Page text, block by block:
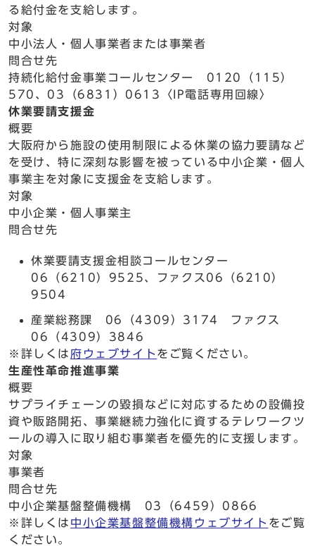
る給付金を支給します。
対象
中小法人・個人事業者または事業者
問合せ先
持続化給付金事業コールセンター 0120（115）
570、03（6831）0613〈IP電話専用回線〉
休業要請支援金
概要
大阪府から施設の使用制限による休業の協力要請など
を受け、特に深刻な影響を被っている中小企業・個人
事業主を対象に支援金を支給します。
対象
中小企業・個人事業主
問合せ先
休業要請支援金相談コールセンター
06（6210）9525、ファクス06（6210）
9504
産業総務課 06（4309）3174 ファクス
06（4309）3846
※詳しくは 府ウェブサイト をご覧ください。
生産性革命推進事業
概要
サプライチェーンの毀損などに対応するための設備投
資や販路開拓、事業継続力強化に資するテレワークツ
ールの導入に取り組む事業者を優先的に支援します。
対象
事業者
問合せ先
中小企業基盤整備機構 03（6459）0866
※詳しくは 中小企業基盤整備機構ウェブサイト をご覧
ください。